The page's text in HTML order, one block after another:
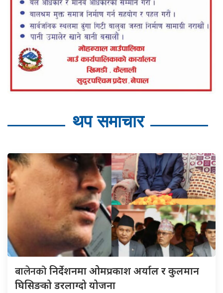
थप समाचार
बालेनकोनिर्देशनमा ओमप्रकाश अर्याल र कुलमान
घिसिङको डरलाग्दो योजना